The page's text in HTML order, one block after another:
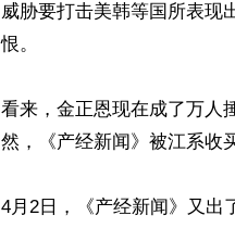
威胁要打击美韩等国所表现
恨。
看来，金正恩现在成了万人
然，《产经新闻》被江系收
4月2日，《产经新闻》又出